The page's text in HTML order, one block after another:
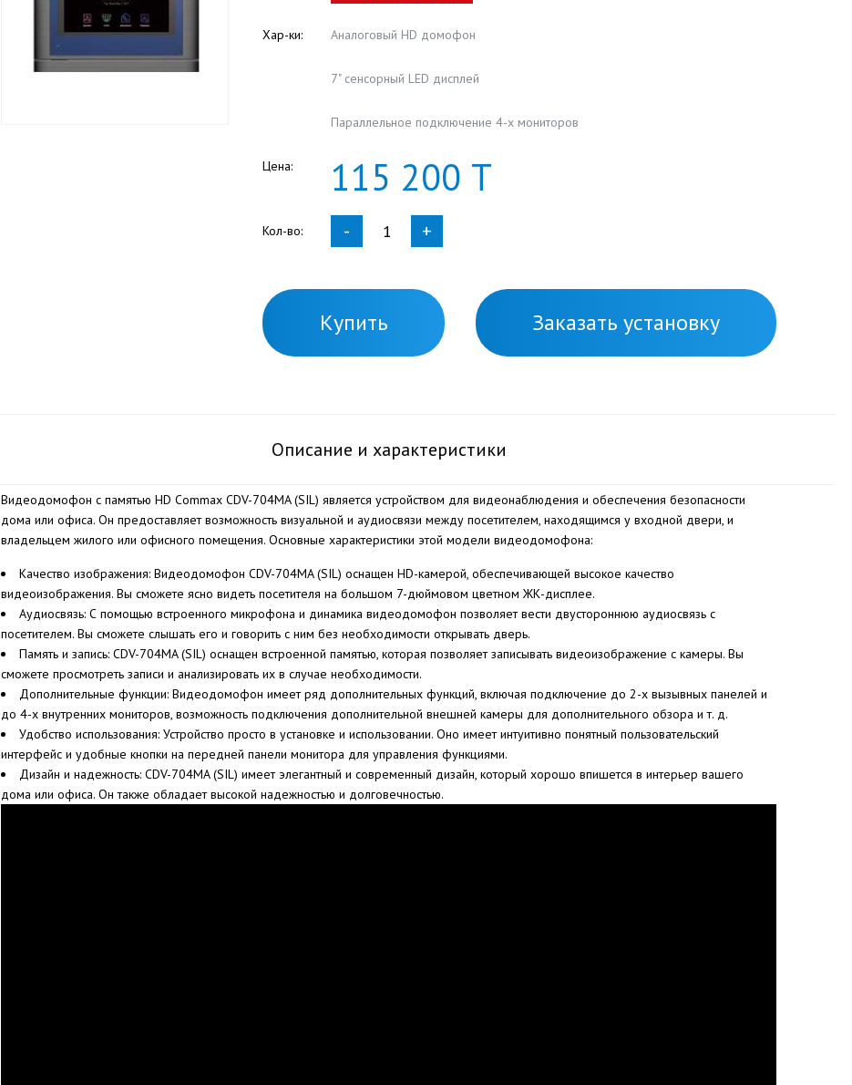
Хар-ки: Аналоговый HD домофон
7" сенсорный LED дисплей
Параллельное подключение 4-х мониторов
Цена: 115 200 Т
Кол-во: - +
Купить Заказать установку
Описание и характеристики
Видеодомофон с памятью HD Commax CDV-704MA (SIL) является устройством для видеонаблюдения и обеспечения безопасности
дома или офиса. Он предоставляет возможность визуальной и аудиосвязи между посетителем, находящимся у входной двери, и
владельцем жилого или офисного помещения. Основные характеристики этой модели видеодомофона:
Качество изображения: Видеодомофон CDV-704MA (SIL) оснащен HD-камерой, обеспечивающей высокое качество
видеоизображения. Вы сможете ясно видеть посетителя на большом 7-дюймовом цветном ЖК-дисплее.
Аудиосвязь: С помощью встроенного микрофона и динамика видеодомофон позволяет вести двустороннюю аудиосвязь с
посетителем. Вы сможете слышать его и говорить с ним без необходимости открывать дверь.
Память и запись: CDV-704MA (SIL) оснащен встроенной памятью, которая позволяет записывать видеоизображение с камеры. Вы
сможете просмотреть записи и анализировать их в случае необходимости.
Дополнительные функции: Видеодомофон имеет ряд дополнительных функций, включая подключение до 2-х вызывных панелей и
до 4-х внутренних мониторов, возможность подключения дополнительной внешней камеры для дополнительного обзора и т. д.
Удобство использования: Устройство просто в установке и использовании. Оно имеет интуитивно понятный пользовательский
интерфейс и удобные кнопки на передней панели монитора для управления функциями.
Дизайн и надежность: CDV-704MA (SIL) имеет элегантный и современный дизайн, который хорошо впишется в интерьер вашего
дома или офиса. Он также обладает высокой надежностью и долговечностью.